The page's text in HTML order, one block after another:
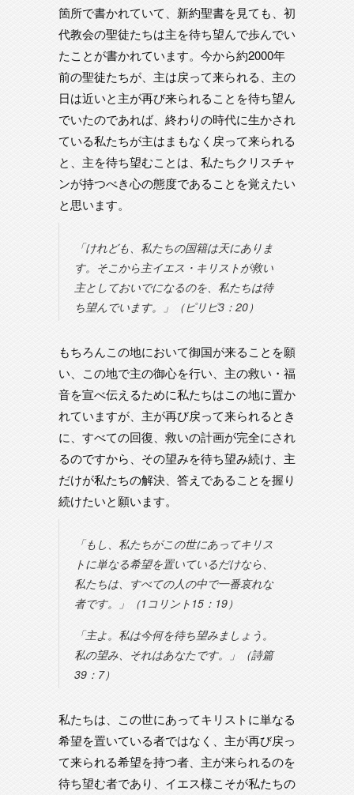
箇所で書かれていて、新約聖書を見ても、初
代教会の聖徒たちは主を待ち望んで歩んでい
たことが書かれています。今から約2000年
前の聖徒たちが、主は戻って来られる、主の
日は近いと主が再び来られることを待ち望ん
でいたのであれば、終わりの時代に生かされ
ている私たちが主はまもなく戻って来られる
と、主を待ち望むことは、私たちクリスチャ
ンが持つべき心の態度であることを覚えたい
と思います。
「けれども、私たちの国籍は天にありま
す。そこから主イエス・キリストが救い
主としておいでになるのを、私たちは待
ち望んでいます。」（ピリピ3：20）
もちろんこの地において御国が来ることを願
い、この地で主の御心を行い、主の救い・福
音を宣べ伝えるために私たちはこの地に置か
れていますが、主が再び戻って来られるとき
に、すべての回復、救いの計画が完全にされ
るのですから、その望みを待ち望み続け、主
だけが私たちの解決、答えであることを握り
続けたいと願います。
「もし、私たちがこの世にあってキリス
トに単なる希望を置いているだけなら、
私たちは、すべての人の中で一番哀れな
者です。」（1コリント15：19）
「主よ。私は今何を待ち望みましょう。
私の望み、それはあなたです。」（詩篇
39：7）
私たちは、この世にあってキリストに単なる
希望を置いている者ではなく、主が再び戻っ
て来られる希望を持つ者、主が来られるのを
待ち望む者であり、イエス様こそが私たちの